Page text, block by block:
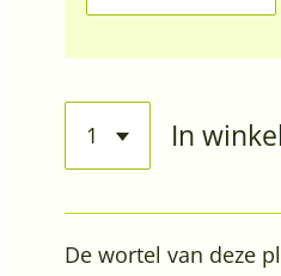
In
De wortel van deze